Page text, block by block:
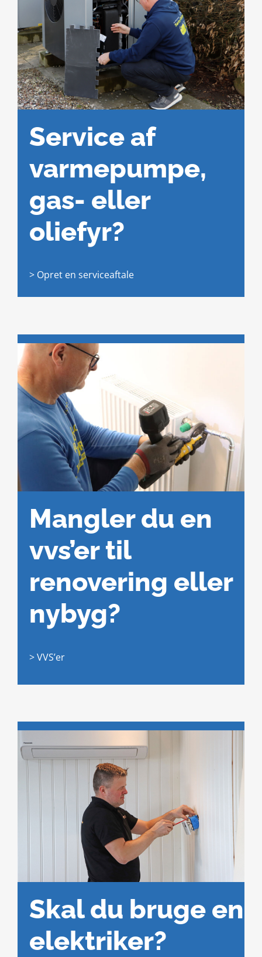
Service af
varmepumpe,
gas- eller
oliefyr?
> Opret en serviceaftale
Mangler du en
vvs’er til
renovering eller
nybyg?
> VVS’er
Skal du bruge en
elektriker?